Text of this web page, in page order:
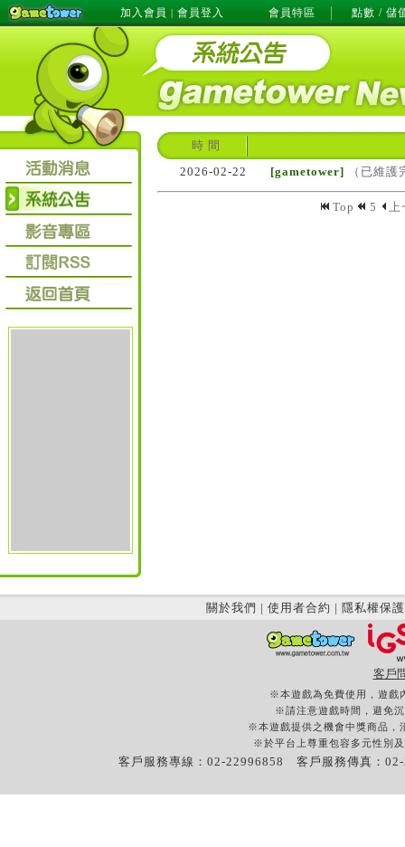
加入會員 | 會員登入 會員特區 點數 / 儲
時 間
2026-02-22
[gametower] （已維
Top 5 上
關於我們 | 使用者合約 | 隱私權保護
客戶
※本遊戲為免費使用，遊戲
※請注意遊戲時間，避免
※本遊戲提供之機會中獎商品，
※於平台上尊重包容多元性別
客戶服務專線：02-22996858 客戶服務傳真：